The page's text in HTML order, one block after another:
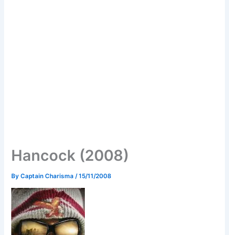
Hancock (2008)
ByCaptain Charisma /15/11/2008